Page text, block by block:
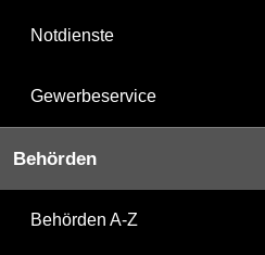
Notdienste
Gewerbeservice
Behörden
Behörden A-Z